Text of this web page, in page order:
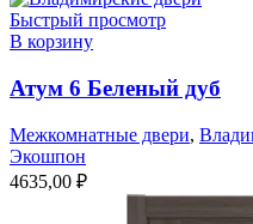
Быстрый просмотр
В корзину
Атум 6 Беленый дуб
Межкомнатные двери,
Экошпон
4635,00 ₽